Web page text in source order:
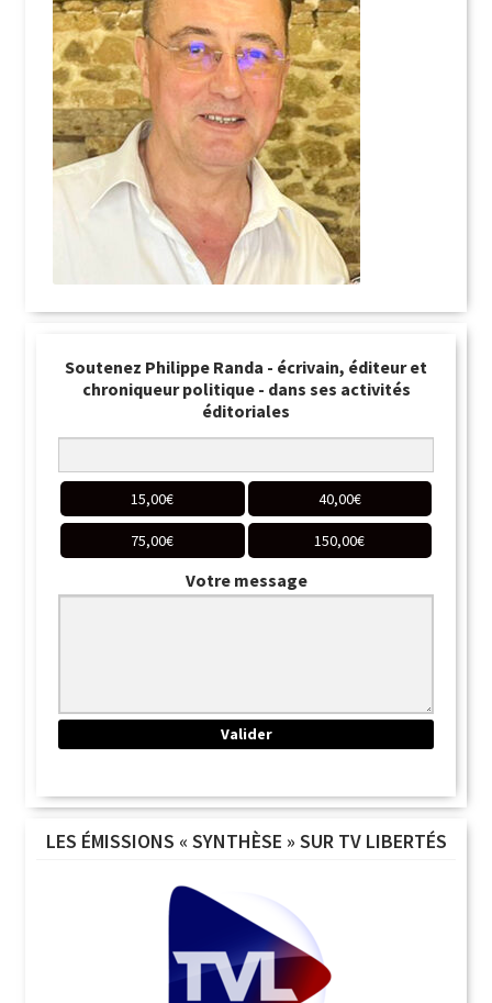
Soutenez Philippe Randa - écrivain, éditeur et
chroniqueur politique - dans ses activités
éditoriales
15,00€ 40,00€
75,00€ 150,00€
Votre message
LES ÉMISSIONS « SYNTHÈSE » SUR TV LIBERTÉS